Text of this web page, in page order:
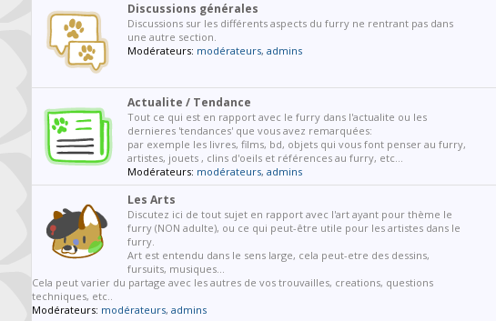
Discussions générales
Discussions sur les différents aspects du furry ne rentrant pas dans
une autre section.
Modérateurs: modérateurs, admins
Actualite / Tendance
Tout ce qui est en rapport avec le furry dans l'actualite ou les
dernieres 'tendances' que vous avez remarquées:
par exemple les livres, films, bd, objets qui vous font penser au furry,
artistes, jouets , clins d'oeils et références au furry, etc...
Modérateurs: modérateurs, admins
Les Arts
Discutez ici de tout sujet en rapport avec l'art ayant pour thème le
furry (NON adulte), ou ce qui peut-être utile pour les artistes dans le
furry.
Art est entendu dans le sens large, cela peut-etre des dessins,
fursuits, musiques...
Cela peut varier du partage avec les autres de vos trouvailles, creations, questions
techniques, etc..
Modérateurs: modérateurs, admins